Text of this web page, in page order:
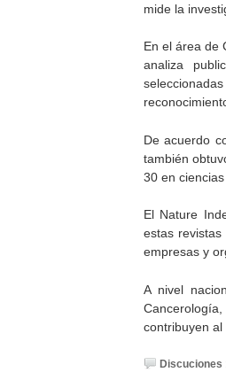
mide la
En el área de
analiza
De acuerdo
también
30 en
El Nature
estas
empresas y
A nivel
contribuyen al
Discuciones